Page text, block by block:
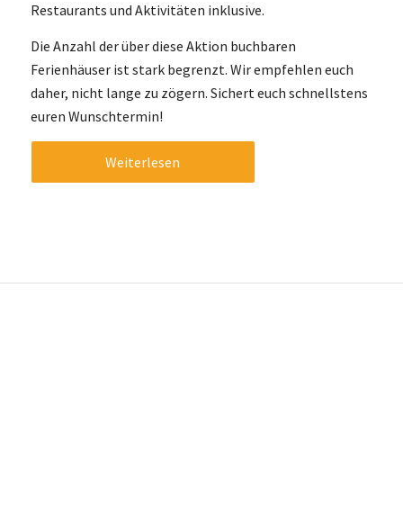
Restaurants und Aktivitäten inklusive.
Die Anzahl der über diese Aktion buchbaren
Ferienhäuser ist stark begrenzt. Wir empfehlen euch
daher, nicht lange zu zögern. Sichert euch schnellstens
euren Wunschtermin!
Weiterlesen